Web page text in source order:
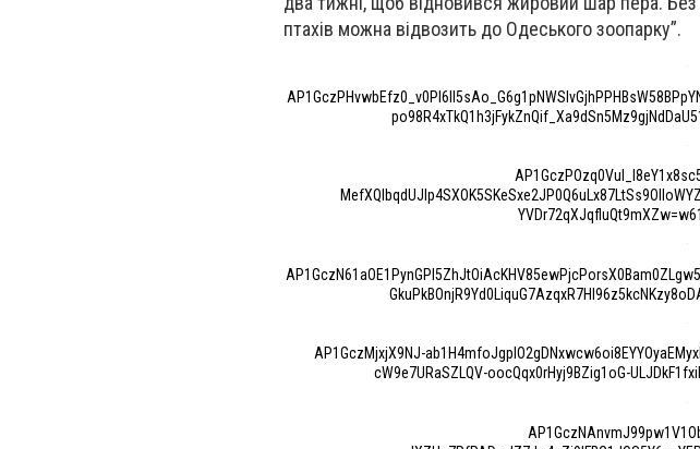
птахів можна відвозить до Одеського зоопарку”.
AP1GczMjxjX9NJ-
cW9e7URaSZLQV-oocQqx0rHyj9BZig1oG-